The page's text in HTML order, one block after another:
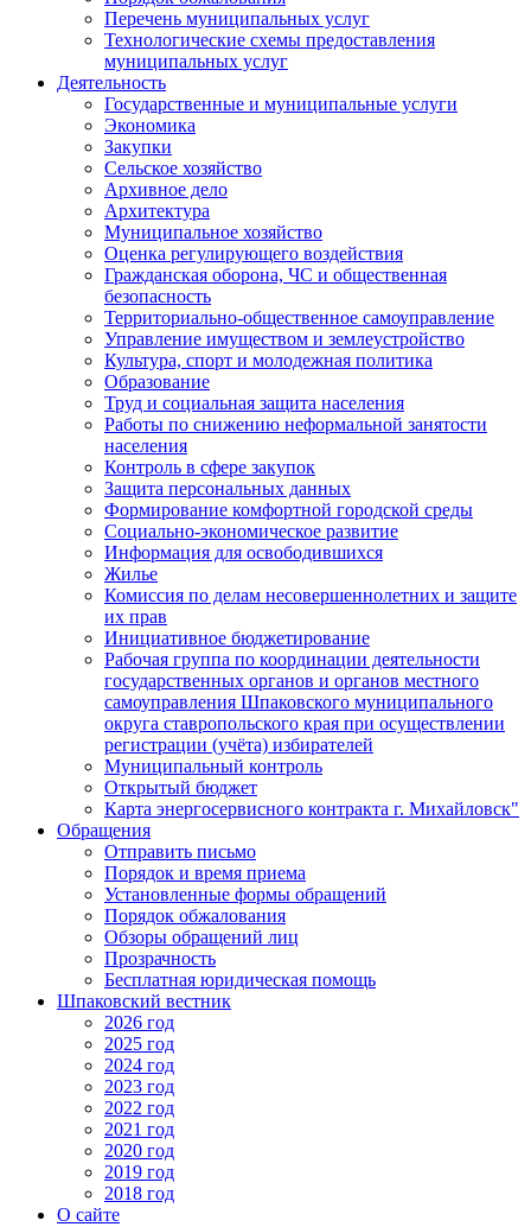
Перечень муниципальных услуг
Технологические схемы предоставления
муниципальных услуг
Деятельность
Государственные и муниципальные услуги
Экономика
Закупки
Сельское хозяйство
Архивное дело
Архитектура
Муниципальное хозяйство
Оценка регулирующего воздействия
Гражданская оборона, ЧС и общественная
безопасность
Территориально-общественное самоуправление
Управление имуществом и землеустройство
Культура, спорт и молодежная политика
Образование
Труд и социальная защита населения
Работы по снижению неформальной занятости
населения
Контроль в сфере закупок
Защита персональных данных
Формирование комфортной городской среды
Социально-экономическое развитие
Информация для освободившихся
Жилье
Комиссия по делам несовершеннолетних и защите
их прав
Инициативное бюджетирование
Рабочая группа по координации деятельности
государственных органов и органов местного
самоуправления Шпаковского муниципального
округа ставропольского края при осуществлении
регистрации (учёта) избирателей
Муниципальный контроль
Открытый бюджет
Карта энергосервисного контракта г. Михайловск"
Обращения
Отправить письмо
Порядок и время приема
Установленные формы обращений
Порядок обжалования
Обзоры обращений лиц
Прозрачность
Бесплатная юридическая помощь
Шпаковский вестник
2026 год
2025 год
2024 год
2023 год
2022 год
2021 год
2020 год
2019 год
2018 год
О сайте